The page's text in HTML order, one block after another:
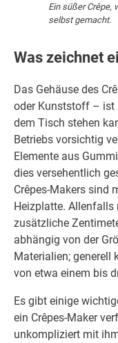
Ein süßer Crêpe,
selbst gemacht.
Was zeichnet
Das Gehäuse des
oder Kunststoff – ist
dem Tisch stehen
Betriebs vorsichtig
Elemente aus
dies versehentlich
Crêpes-Makers sind
Heizplatte.
zusätzliche
abhängig von der
Materialien; generell
von etwa einem bis
Es gibt einige
ein Crêpes-Maker
unkompliziert mit